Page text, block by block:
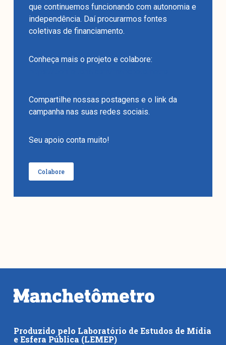
que continuemos funcionando com autonomia e
independência. Daí procurarmos fontes
coletivas de financiamento.
Conheça mais o projeto e colabore:
Compartilhe nossas postagens e o link da
campanha nas suas redes sociais.
Seu apoio conta muito!
Colabore
Produzido pelo Laboratório de Estudos de Mídia
e Esfera Pública (LEMEP)